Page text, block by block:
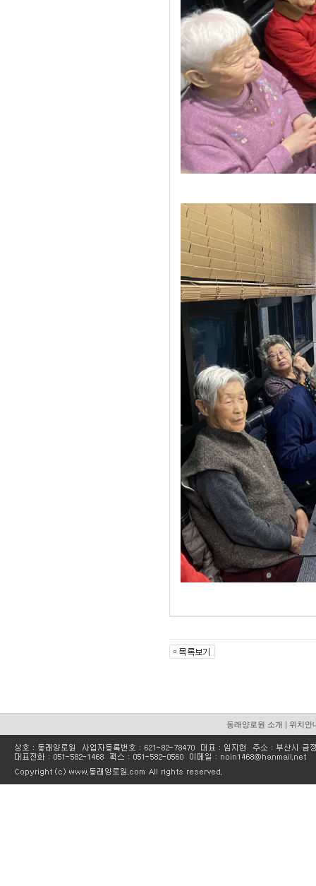
동래양로원 소개 | 위치안